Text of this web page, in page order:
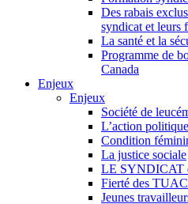
Des rabais
syndicat et leurs
La santé et la
Programme de
Canada
Enjeux
Enjeux
Société de
L’action politique
Condition
La justice sociale
LE SYNDICAT
Fierté des
Jeunes